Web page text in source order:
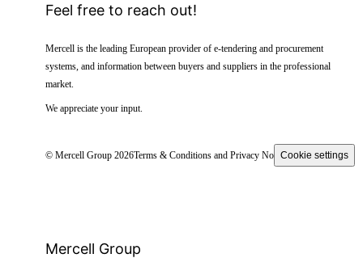
Feel free to reach out!
Mercell is the leading European provider of e-tendering and procurement
systems, and information between buyers and suppliers in the professional
market.
We appreciate your input.
© Mercell Group 2026Terms & Conditions and Privacy NoticeCookie settings
Mercell Group